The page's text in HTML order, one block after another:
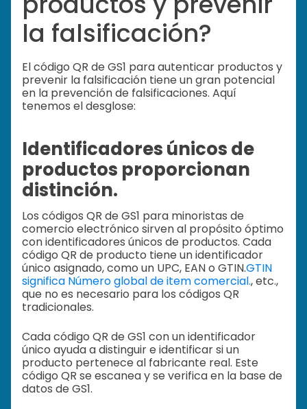
la falsificación?
El código QR de GS1 para autenticar productos y
prevenir la falsificación tiene un gran potencial
en la prevención de falsificaciones. Aquí
tenemos el desglose:
Identificadores únicos de
productos proporcionan
distinción.
Los códigos QR de GS1 para minoristas de
comercio electrónico sirven al propósito óptimo
con identificadores únicos de productos. Cada
código QR de producto tiene un identificador
único asignado, como un UPC, EAN o GTIN.GTIN
significa Número global de item comercial., etc.,
que no es necesario para los códigos QR
tradicionales.
Cada código QR de GS1 con un identificador
único ayuda a distinguir e identificar si un
producto pertenece al fabricante real. Este
código QR se escanea y se verifica en la base de
datos de GS1.